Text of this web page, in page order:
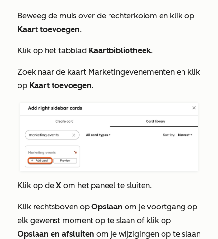
Beweeg de muis over de rechterkolom en klik op
Kaart toevoegen.
Klik op het tabblad Kaartbibliotheek.
Zoek naar de kaart Marketingevenementen en klik
op Kaart toevoegen.
Klik op de X om het paneel te sluiten.
Klik rechtsboven op Opslaan om je voortgang op
elk gewenst moment op te slaan of klik op
Opslaan en afsluiten om je wijzigingen op te slaan